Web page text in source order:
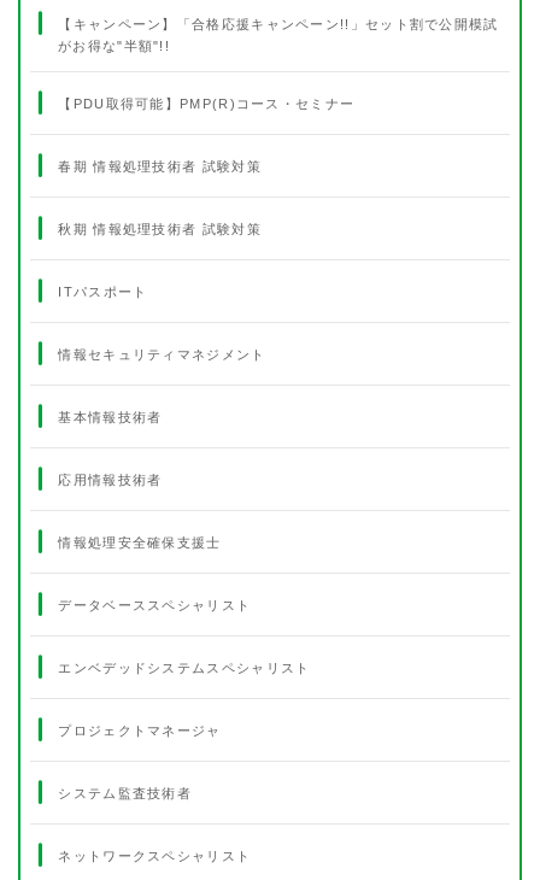
【キャンペーン】「合格応援キャンペーン!!」セット割で公開模試
がお得な"半額"!!
【PDU取得可能】PMP(R)コース・セミナー
春期 情報処理技術者 試験対策
秋期 情報処理技術者 試験対策
ITパスポート
情報セキュリティマネジメント
基本情報技術者
応用情報技術者
情報処理安全確保支援士
データベーススペシャリスト
エンベデッドシステムスペシャリスト
プロジェクトマネージャ
システム監査技術者
ネットワークスペシャリスト